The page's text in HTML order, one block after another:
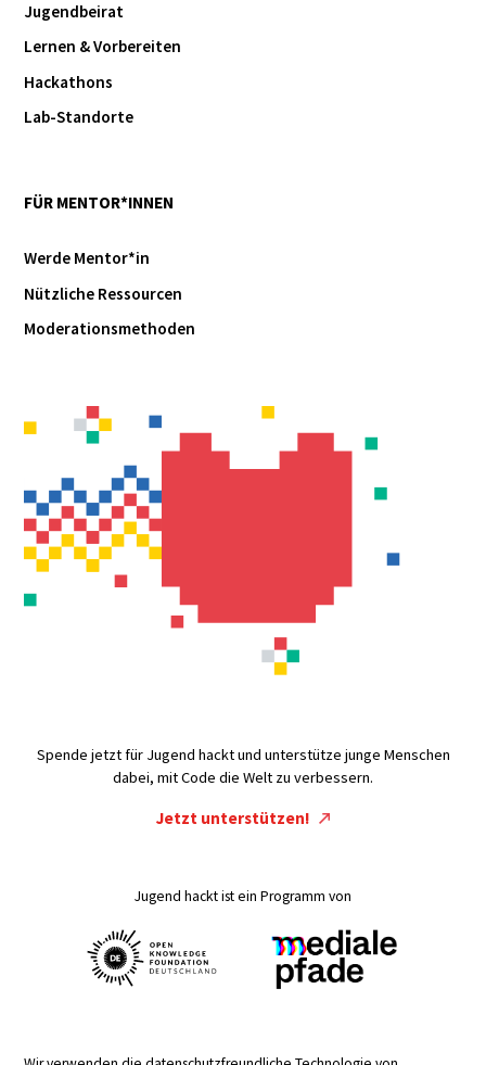
Jugendbeirat
Lernen & Vorbereiten
Hackathons
Lab-Standorte
FÜR MENTOR*INNEN
Werde Mentor*in
Nützliche Ressourcen
Moderationsmethoden
Spende jetzt für Jugend hackt und unterstütze junge Menschen
dabei, mit Code die Welt zu verbessern.
Jetzt unterstützen!
Jugend hackt ist ein Programm von